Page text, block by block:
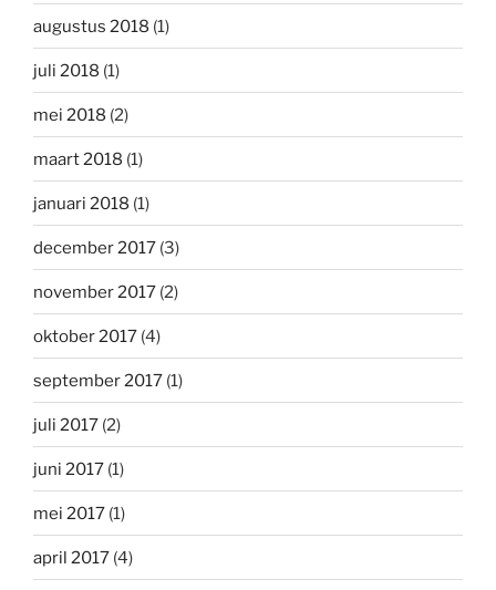
augustus 2018 (1)
juli 2018 (1)
mei 2018 (2)
maart 2018 (1)
januari 2018 (1)
december 2017 (3)
november 2017 (2)
oktober 2017 (4)
september 2017 (1)
juli 2017 (2)
juni 2017 (1)
mei 2017 (1)
april 2017 (4)